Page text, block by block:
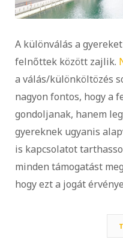
A különválás a
felnőttek között zajlik.
a válás/különköltözés
nagyon fontos, hogy a
gondoljanak, hanem
gyereknek ugyanis
is kapcsolatot
minden támogatást
hogy ezt a jogát